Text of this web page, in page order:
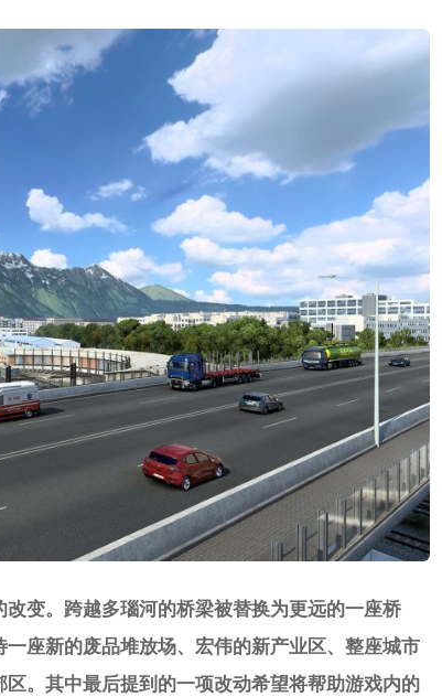
变。跨越多瑙河的桥梁被替换为更远的一座桥
座新的废品堆放场、宏伟的新产业区、整座城市
。其中最后提到的一项改动希望将帮助游戏内的